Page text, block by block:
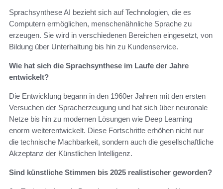
Sprachsynthese AI bezieht sich auf Technologien, die es
Computern ermöglichen, menschenähnliche Sprache zu
erzeugen. Sie wird in verschiedenen Bereichen eingesetzt, von
Bildung über Unterhaltung bis hin zu Kundenservice.
Wie hat sich die Sprachsynthese im Laufe der Jahre
entwickelt?
Die Entwicklung begann in den 1960er Jahren mit den ersten
Versuchen der Spracherzeugung und hat sich über neuronale
Netze bis hin zu modernen Lösungen wie Deep Learning
enorm weiterentwickelt. Diese Fortschritte erhöhen nicht nur
die technische Machbarkeit, sondern auch die gesellschaftliche
Akzeptanz der Künstlichen Intelligenz.
Sind künstliche Stimmen bis 2025 realistischer geworden?